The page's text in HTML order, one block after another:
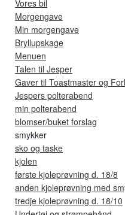
Vores bil
Morgengave
Min morgengave
Bryllupskage
Menuen
Talen til Jesper
Gaver til Toastmaster og
Jespers polterabend
min polterabend
blomser/buket forslag
smykker
sko og taske
kjolen
første kjoleprøvning d. 18/8
anden kjoleprøvning med
tredje kjoleprøvning d. 18/10